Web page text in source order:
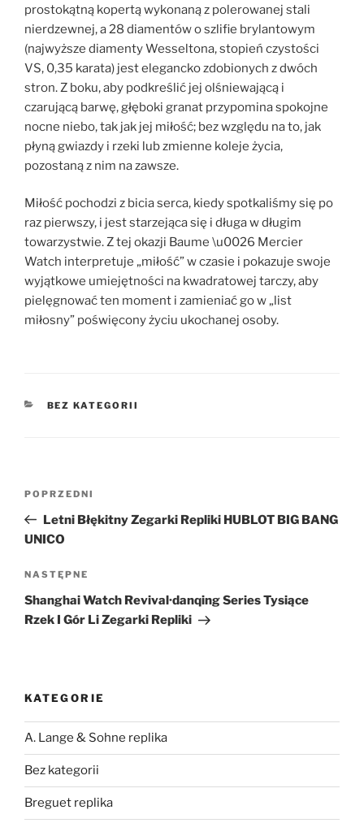
prostokątną kopertą wykonaną z polerowanej stali
nierdzewnej, a 28 diamentów o szlifie brylantowym
(najwyższe diamenty Wesseltona, stopień czystości
VS, 0,35 karata) jest elegancko zdobionych z dwóch
stron. Z boku, aby podkreślić jej olśniewającą i
czarującą barwę, głęboki granat przypomina spokojne
nocne niebo, tak jak jej miłość; bez względu na to, jak
płyną gwiazdy i rzeki lub zmienne koleje życia,
pozostaną z nim na zawsze.
Miłość pochodzi z bicia serca, kiedy spotkaliśmy się po
raz pierwszy, i jest starzejąca się i długa w długim
towarzystwie. Z tej okazji Baume \u0026 Mercier
Watch interpretuje „miłość” w czasie i pokazuje swoje
wyjątkowe umiejętności na kwadratowej tarczy, aby
pielęgnować ten moment i zamieniać go w „list
miłosny” poświęcony życiu ukochanej osoby.
KATEGORIE
BEZ KATEGORII
Poprzedni
wpis
POPRZEDNI
Letni Błękitny Zegarki Repliki HUBLOT BIG BANG
UNICO
Następny
wpis
NASTĘPNE
Shanghai Watch Revival·danqing Series Tysiące
Rzek I Gór Li Zegarki Repliki
KATEGORIE
A. Lange & Sohne replika
Bez kategorii
Breguet replika